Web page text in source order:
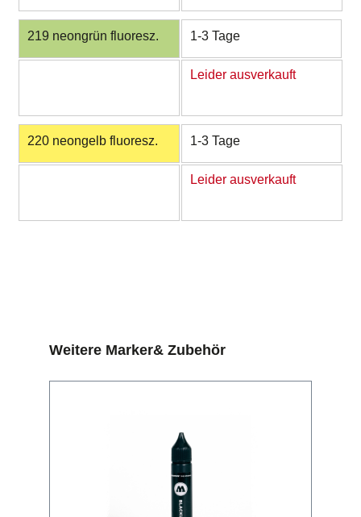
219 neongrün fluoresz. 1-3 Tage
Leider ausverkauft
220 neongelb fluoresz. 1-3 Tage
Leider ausverkauft
Produktgalerie überspringen
Weitere Marker& Zubehör